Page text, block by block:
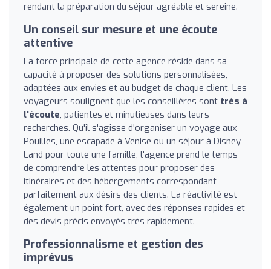
rendant la préparation du séjour agréable et sereine.
Un conseil sur mesure et une écoute
attentive
La force principale de cette agence réside dans sa
capacité à proposer des solutions personnalisées,
adaptées aux envies et au budget de chaque client. Les
voyageurs soulignent que les conseillères sont très à
l'écoute, patientes et minutieuses dans leurs
recherches. Qu'il s'agisse d'organiser un voyage aux
Pouilles, une escapade à Venise ou un séjour à Disney
Land pour toute une famille, l'agence prend le temps
de comprendre les attentes pour proposer des
itinéraires et des hébergements correspondant
parfaitement aux désirs des clients. La réactivité est
également un point fort, avec des réponses rapides et
des devis précis envoyés très rapidement.
Professionnalisme et gestion des
imprévus